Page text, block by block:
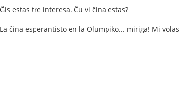
Ĝis estas tre interesa. Ĉu vi ĉina estas?
La ĉina esperantisto en la Olumpiko... miriga! Mi